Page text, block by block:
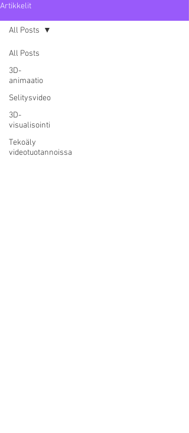
Artikkelit
All Posts
3D-
animaatio
Selitysvideo
3D-
visualisointi
Tekoäly
videotuotannoissa
All Posts